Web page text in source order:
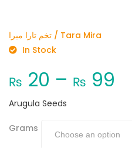
تخم تارا میرا / Tara Mira
In Stock
₨ 20 – ₨ 99
Arugula Seeds
Grams